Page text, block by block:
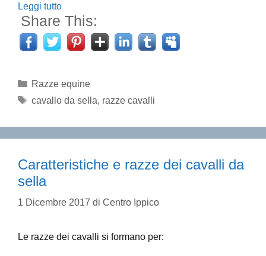
Leggi tutto
Share This:
Categorie
Razze equine
Tag
cavallo da sella, razze cavalli
Caratteristiche e razze dei cavalli da
sella
1 Dicembre 2017 di Centro Ippico
Le razze dei cavalli si formano per: